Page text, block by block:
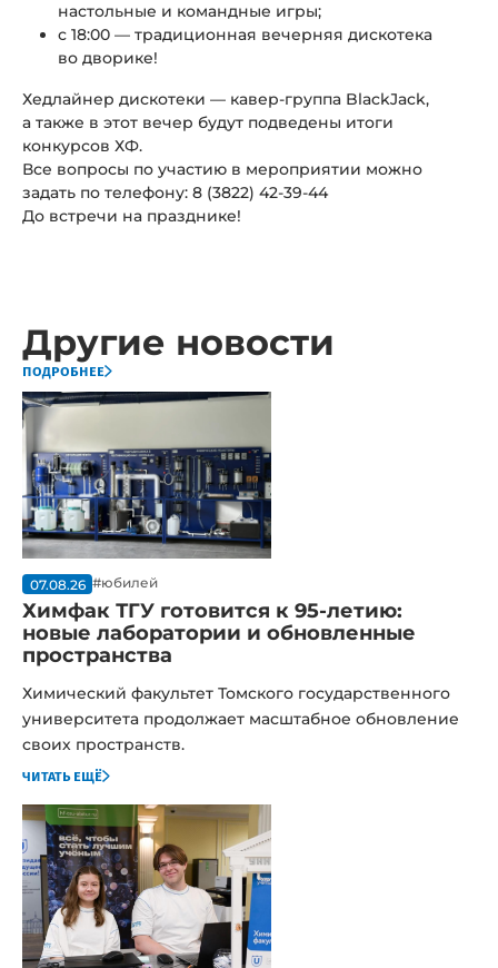
настольные и командные игры;
с 18:00 — традиционная вечерняя дискотека
во дворике!
Хедлайнер дискотеки — кавер-группа BlackJack,
а также в этот вечер будут подведены итоги
конкурсов ХФ.
Все вопросы по участию в мероприятии можно
задать по телефону: 8 (3822) 42-39-44
До встречи на празднике!
Другие новости
подробнее
07.08.26 #юбилей
Химфак ТГУ готовится к 95-летию:
новые лаборатории и обновленные
пространства
Химический факультет Томского государственного
университета продолжает масштабное обновление
своих пространств.
читать ещё